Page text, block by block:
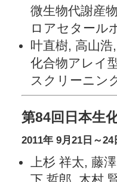
微生物代謝産
ロアセタール
叶直樹, 高山
化合物アレイ
スクリーニン
第84回日本生
2011年 9月21日～
上杉 祥太, 藤